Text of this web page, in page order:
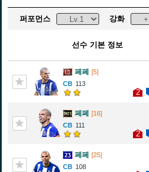
퍼포먼스 강화
선수 기본 정보
페페
[5]
113
2
페페
[16]
111
2
페페
[25]
108